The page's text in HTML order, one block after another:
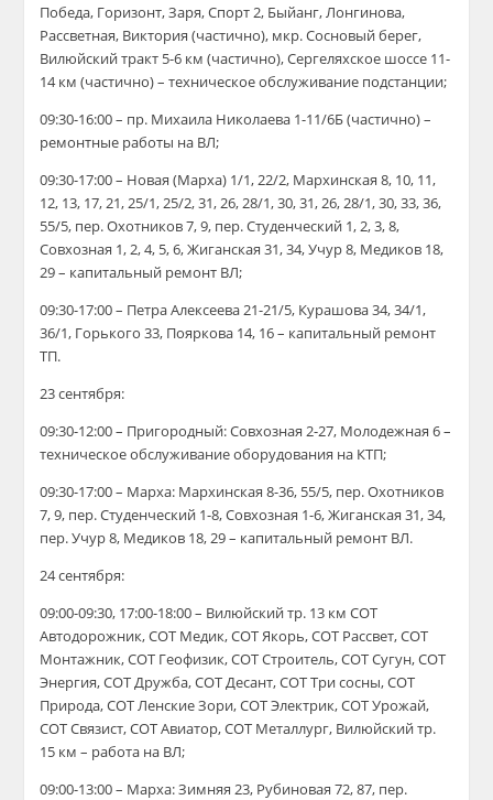
Победа, Горизонт, Заря, Спорт 2, Быйанг, Лонгинова,
Рассветная, Виктория (частично), мкр. Сосновый берег,
Вилюйский тракт 5-6 км (частично), Сергеляхское шоссе 11-
14 км (частично) – техническое обслуживание подстанции;
09:30-16:00 – пр. Михаила Николаева 1-11/6Б (частично) –
ремонтные работы на ВЛ;
09:30-17:00 – Новая (Марха) 1/1, 22/2, Мархинская 8, 10, 11,
12, 13, 17, 21, 25/1, 25/2, 31, 26, 28/1, 30, 31, 26, 28/1, 30, 33, 36,
55/5, пер. Охотников 7, 9, пер. Студенческий 1, 2, 3, 8,
Совхозная 1, 2, 4, 5, 6, Жиганская 31, 34, Учур 8, Медиков 18,
29 – капитальный ремонт ВЛ;
09:30-17:00 – Петра Алексеева 21-21/5, Курашова 34, 34/1,
36/1, Горького 33, Пояркова 14, 16 – капитальный ремонт
ТП.
23 сентября:
09:30-12:00 – Пригородный: Совхозная 2-27, Молодежная 6 –
техническое обслуживание оборудования на КТП;
09:30-17:00 – Марха: Мархинская 8-36, 55/5, пер. Охотников
7, 9, пер. Студенческий 1-8, Совхозная 1-6, Жиганская 31, 34,
пер. Учур 8, Медиков 18, 29 – капитальный ремонт ВЛ.
24 сентября:
09:00-09:30, 17:00-18:00 – Вилюйский тр. 13 км СОТ
Автодорожник, СОТ Медик, СОТ Якорь, СОТ Рассвет, СОТ
Монтажник, СОТ Геофизик, СОТ Строитель, СОТ Сугун, СОТ
Энергия, СОТ Дружба, СОТ Десант, СОТ Три сосны, СОТ
Природа, СОТ Ленские Зори, СОТ Электрик, СОТ Урожай,
СОТ Связист, СОТ Авиатор, СОТ Металлург, Вилюйский тр.
15 км – работа на ВЛ;
09:00-13:00 – Марха: Зимняя 23, Рубиновая 72, 87, пер.